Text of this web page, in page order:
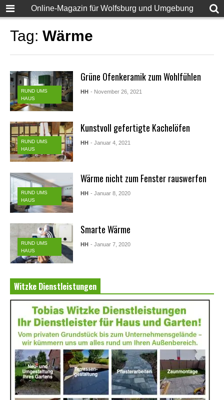
Online-Magazin für Wolfsburg und Umgebung
Tag: Wärme
RUND UMS
HAUS
Grüne Ofenkeramik zum Wohlfühlen
HH - November 26, 2021
RUND UMS
HAUS
Kunstvoll gefertigte Kachelöfen
HH - Januar 4, 2021
RUND UMS
HAUS
Wärme nicht zum Fenster rauswerfen
HH - Januar 8, 2020
RUND UMS
HAUS
Smarte Wärme
HH - Januar 7, 2020
Witzke Dienstleistungen